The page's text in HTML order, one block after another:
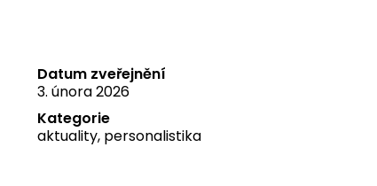
Datum zveřejnění
3. února 2026
Kategorie
aktuality, personalistika